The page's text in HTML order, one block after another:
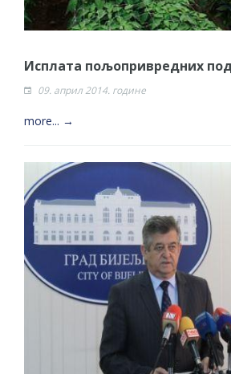
Исплата пољопривредних
09. април 2014. године
more... →